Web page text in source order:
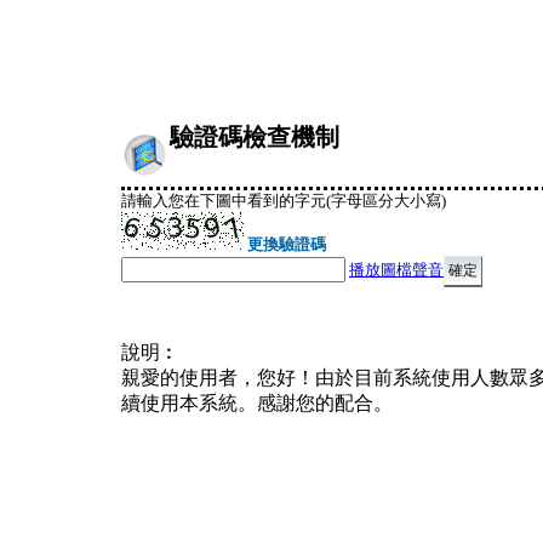
驗證碼檢查機制
請輸入您在下圖中看到的字元(字母區分大小寫)
更換驗證碼
播放圖檔聲音
說明︰
親愛的使用者，您好！由於目前系統使用人數眾
續使用本系統。感謝您的配合。